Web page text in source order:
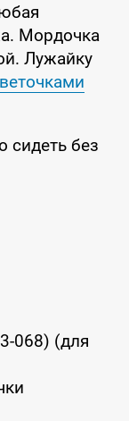
Мордочка
Лужайку
сидеть без
068) (для